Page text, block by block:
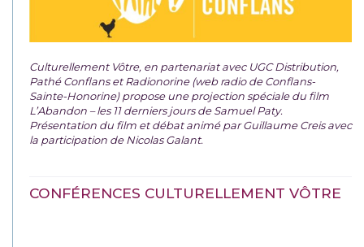
Culturellement Vôtre, en partenariat avec UGC Distribution,
Pathé Conflans et Radionorine (web radio de Conflans-
Sainte-Honorine) propose une projection spéciale du film
L’Abandon – les 11 derniers jours de Samuel Paty.
Présentation du film et débat animé par Guillaume Creis avec
la participation de Nicolas Galant.
CONFÉRENCES CULTURELLEMENT VÔTRE